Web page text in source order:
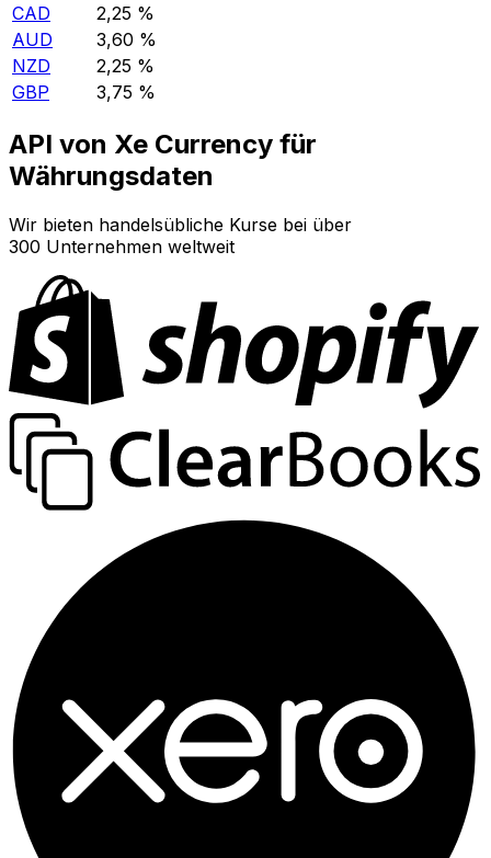
CAD
2,25 %
AUD
3,60 %
NZD
2,25 %
GBP
3,75 %
API von Xe Currency für
Währungsdaten
Wir bieten handelsübliche Kurse bei über
300 Unternehmen weltweit